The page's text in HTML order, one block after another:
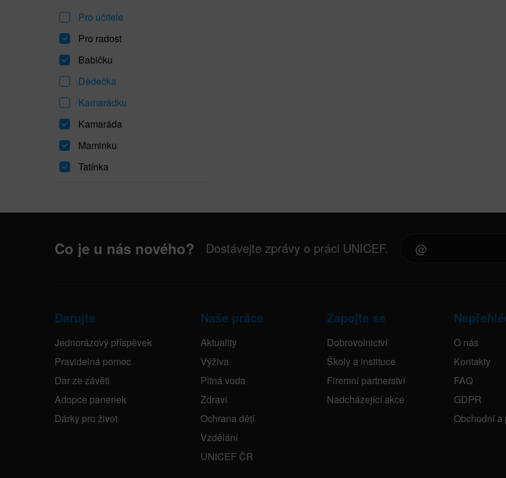
Pro učitele
Pro radost
Babičku
Dědečka
Kamarádku
Kamaráda
Maminku
Tatínka
Co je u nás nového? Dostávejte zprávy o práci UNICEF.
Darujte
Jednorázový příspěvek
Pravidelná pomoc
Dar ze závěti
Adopce panenek
Dárky pro život
Naše práce
Aktuality
Výživa
Pitná voda
Zdraví
Ochrana dětí
Vzdělání
UNICEF ČR
Zapojte se
Dobrovolnictví
Školy a instituce
Firemní partnerství
Nadcházející akce
O nás
Kontakty
FAQ
GDPR
Obchodní